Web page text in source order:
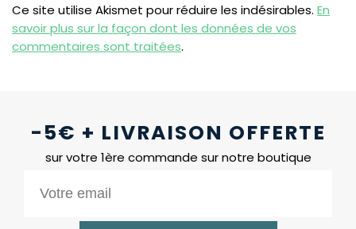
Ce site utilise Akismet pour réduire les indésirables. En
savoir plus sur la façon dont les données de vos
commentaires sont traitées.
-5€ + LIVRAISON OFFERTE
sur votre 1ère commande sur notre boutique